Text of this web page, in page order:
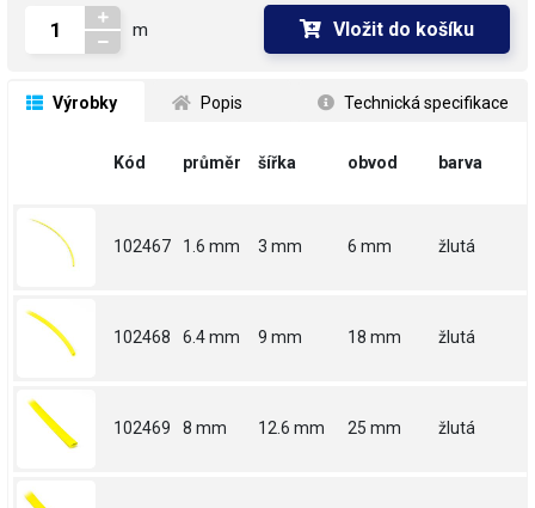
m Vložit do košíku
Výrobky Popis Technická specifikace
Kód průměr šířka obvod barva
102467 1.6 mm 3 mm 6 mm žlutá
102468 6.4 mm 9 mm 18 mm žlutá
102469 8 mm 12.6 mm 25 mm žlutá